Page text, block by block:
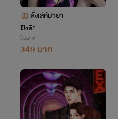
ดั่งเล่ห์มายา
อีโรติก
รินธารา
349 บาท